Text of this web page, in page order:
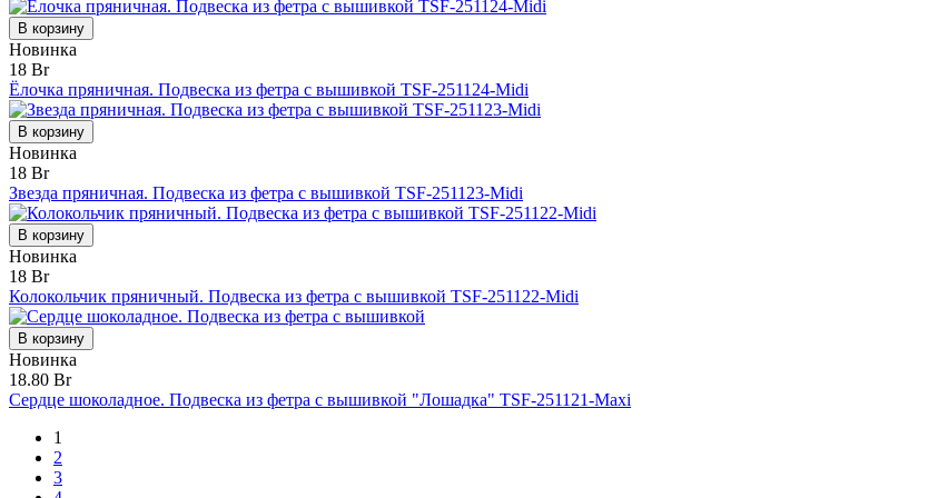
В корзину
Новинка
18 Br
Ёлочка пряничная. Подвеска из фетра с вышивкой TSF-251124-Midi
В корзину
Новинка
18 Br
Звезда пряничная. Подвеска из фетра с вышивкой TSF-251123-Midi
В корзину
Новинка
18 Br
Колокольчик пряничный. Подвеска из фетра с вышивкой TSF-251122-Midi
В корзину
Новинка
18.80 Br
Сердце шоколадное. Подвеска из фетра с вышивкой "Лошадка" TSF-251121-Maxi
1
2
3